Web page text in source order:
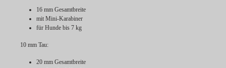
16 mm Gesamtbreite
mit Mini-Karabiner
für Hunde bis 7 kg
10 mm Tau:
20 mm Gesamtbreite